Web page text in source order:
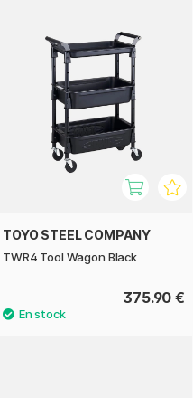
TOYO STEEL COMPANY
TWR4 Tool Wagon Black
375.90 €